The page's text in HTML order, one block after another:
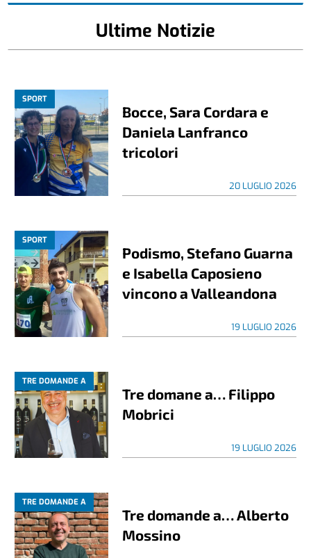
Ultime Notizie
SPORT
Bocce, Sara Cordara e
Daniela Lanfranco
tricolori
20 LUGLIO 2026
SPORT
Podismo, Stefano Guarna
e Isabella Caposieno
vincono a Valleandona
19 LUGLIO 2026
TRE DOMANDE A
Tre domane a… Filippo
Mobrici
19 LUGLIO 2026
TRE DOMANDE A
Tre domande a… Alberto
Mossino